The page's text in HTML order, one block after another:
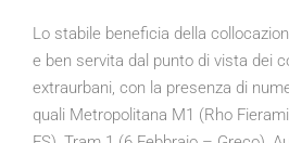
Lo stabile beneficia della
e ben servita dal punto di vista dei
extraurbani, con la presenza di
quali Metropolitana M1 (Rho